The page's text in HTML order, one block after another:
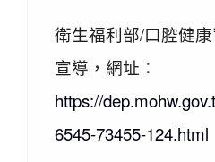
衛生福利部/口腔健
宣導，網址：
https://
6545-73455-124.html